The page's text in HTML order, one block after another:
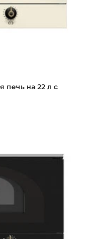
печь на 22 л с